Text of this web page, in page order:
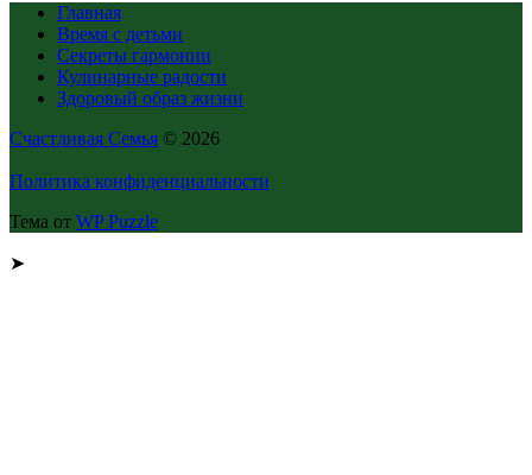
Главная
Время с детьми
Секреты гармонии
Кулинарные радости
Здоровый образ жизни
Счастливая Семья © 2026
Политика конфиденциальности
Тема от WP Puzzle
➤